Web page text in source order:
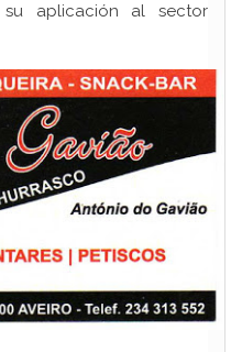
aplicación al sector